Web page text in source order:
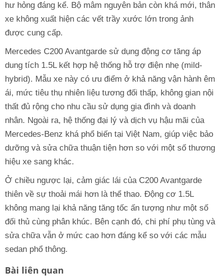
hư hỏng đáng kể. Bộ mâm nguyên bản còn khá mới, thân
xe không xuất hiện các vết trầy xước lớn trong ảnh
được cung cấp.
Mercedes C200 Avantgarde sử dụng động cơ tăng áp
dung tích 1.5L kết hợp hệ thống hỗ trợ điện nhẹ (mild-
hybrid). Mẫu xe này có ưu điểm ở khả năng vận hành êm
ái, mức tiêu thụ nhiên liệu tương đối thấp, không gian nội
thất đủ rộng cho nhu cầu sử dụng gia đình và doanh
nhân. Ngoài ra, hệ thống đại lý và dịch vụ hậu mãi của
Mercedes-Benz khá phổ biến tại Việt Nam, giúp việc bảo
dưỡng và sửa chữa thuận tiện hơn so với một số thương
hiệu xe sang khác.
Ở chiều ngược lại, cảm giác lái của C200 Avantgarde
thiên về sự thoải mái hơn là thể thao. Động cơ 1.5L
không mang lại khả năng tăng tốc ấn tượng như một số
đối thủ cùng phân khúc. Bên cạnh đó, chi phí phụ tùng và
sửa chữa vẫn ở mức cao hơn đáng kể so với các mẫu
sedan phổ thông.
Bài liên quan